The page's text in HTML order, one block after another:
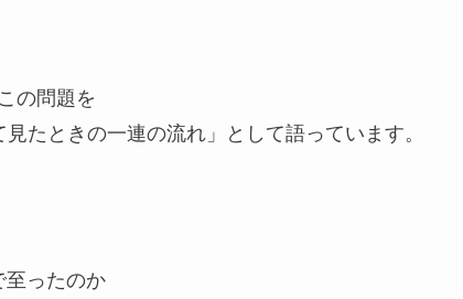
の問題を
見たときの一連の流れ」として語っています。
至ったのか